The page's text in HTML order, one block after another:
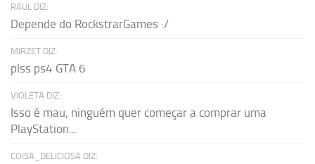
RAUL DIZ:
Depende do RockstrarGames :/
MIRZET DIZ:
plss ps4 GTA 6
VIOLETA DIZ:
Isso é mau, ninguém quer começar a comprar uma
PlayStation...
COISA_DELICIOSA DIZ: